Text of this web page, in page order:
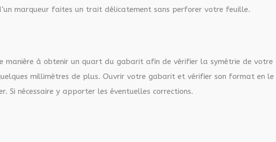
marqueur faites un trait délicatement sans perforer votre feuille.
manière à obtenir un quart du gabarit afin de vérifier la symétrie de votre
millimètres de plus. Ouvrir votre gabarit et vérifier son format en le
Si nécessaire y apporter les éventuelles corrections.